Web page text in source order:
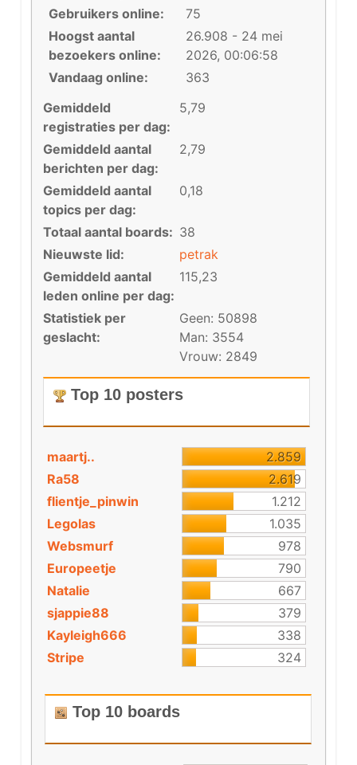
Gebruikers online:
75
Hoogst aantal
bezoekers online:
26.908 - 24 mei
2026, 00:06:58
Vandaag online:
363
Gemiddeld
registraties per dag:
5,79
Gemiddeld aantal
berichten per dag:
2,79
Gemiddeld aantal
topics per dag:
0,18
Totaal aantal boards: 38
Nieuwste lid:
petrak
Gemiddeld aantal
leden online per dag:
115,23
Statistiek per
geslacht:
Geen: 50898
Man: 3554
Vrouw: 2849
Top 10 posters
maartj..
2.859
Ra58
2.619
flientje_pinwin
1.212
Legolas
1.035
Websmurf
978
Europeetje
790
Natalie
667
sjappie88
379
Kayleigh666
338
Stripe
324
Top 10 boards